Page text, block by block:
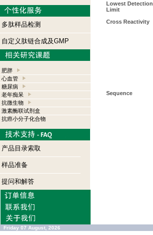
多肽样品检测
自定义肽链合成及GMP
肥胖
心血管
糖尿病
老年痴呆
抗微生物
激素酶联试剂盒
抗癌小分子化合物
产品目录索取
样品准备
提问和解答
Lowest Detection
Limit
Cross Reactivity
Sequence
Friday 07 August, 2026